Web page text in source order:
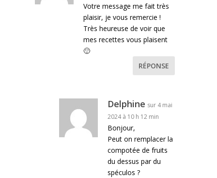
Votre message me fait très
plaisir, je vous remercie !
Très heureuse de voir que
mes recettes vous plaisent
🙂
RÉPONSE
Delphine sur 4 mai
2024 à 10 h 12 min
Bonjour,
Peut on remplacer la
compotée de fruits
du dessus par du
spéculos ?